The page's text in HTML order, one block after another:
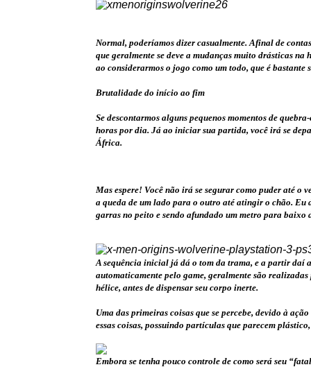
Normal, poderíamos dizer casualmente. Afinal de
que geralmente se deve a mudanças muito drásticas
ao considerarmos o jogo como um todo, que é bastante
Brutalidade do início ao fim
Se descontarmos alguns pequenos momentos de
horas por dia. Já ao iniciar sua partida, você irá se
África.
Mas espere! Você não irá se segurar como puder até
a queda de um lado para o outro até atingir o chão. Eu
garras no peito e sendo afundado um metro para baixo
A sequência inicial já dá o tom da trama, e a partir daí
automaticamente pelo game, geralmente são
hélice, antes de dispensar seu corpo inerte.
Uma das primeiras coisas que se percebe, devido à
essas coisas, possuindo partículas que parecem
Embora se tenha pouco controle de como será seu